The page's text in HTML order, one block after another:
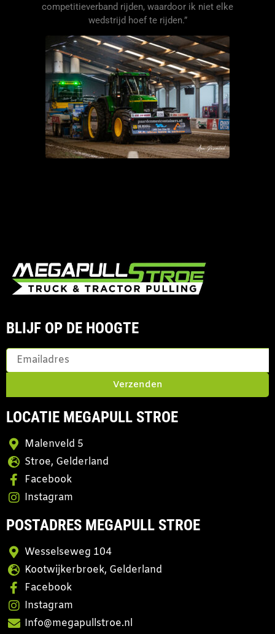
competitieverband rijden, waardoor ik niet elke
wedstrijd hoef te rijden.”
BLIJF OP DE HOOGTE
Verzenden
LOCATIE MEGAPULL STROE
Malenveld 5
Stroe, Gelderland
Facebook
Instagram
POSTADRES MEGAPULL STROE
Wesselseweg 104
Kootwijkerbroek, Gelderland
Facebook
Instagram
Info@megapullstroe.nl